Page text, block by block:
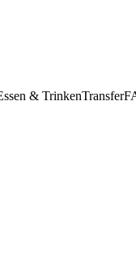
& TrinkenTransfer